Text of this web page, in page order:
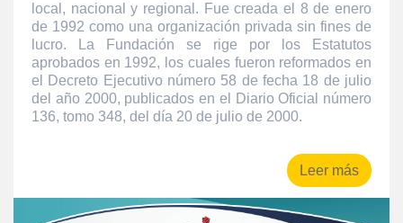
local, nacional y regional. Fue creada el 8 de enero
de 1992 como una organización privada sin fines de
lucro. La Fundación se rige por los Estatutos
aprobados en 1992, los cuales fueron reformados en
el Decreto Ejecutivo número 58 de fecha 18 de julio
del año 2000, publicados en el Diario Oficial número
136, tomo 348, del día 20 de julio de 2000.
Leer más